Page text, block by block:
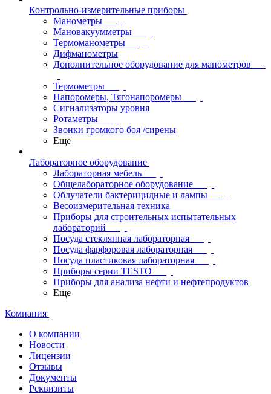
Контрольно-измерительные приборы
Манометры
Мановакуумметры
Термоманометры
Дифманометры
Дополнительное оборудование для манометров
Термометры
Напоромеры, Тягонапоромеры
Сигнализаторы уровня
Ротаметры
Звонки громкого боя /сирены
Еще
Лабораторное оборудование
Лабораторная мебель
Общелабораторное оборудование
Облучатели бактерицидные и лампы
Весоизмерительная техника
Приборы для строительных испытательных
лабораторий
Посуда стеклянная лабораторная
Посуда фарфоровая лабораторная
Посуда пластиковая лабораторная
Приборы серии TESTO
Приборы для анализа нефти и нефтепродуктов
Еще
Компания
О компании
Новости
Лицензии
Отзывы
Документы
Реквизиты